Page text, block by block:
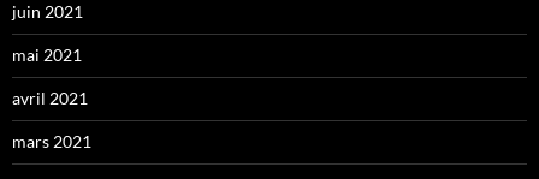
juin 2021
mai 2021
avril 2021
mars 2021